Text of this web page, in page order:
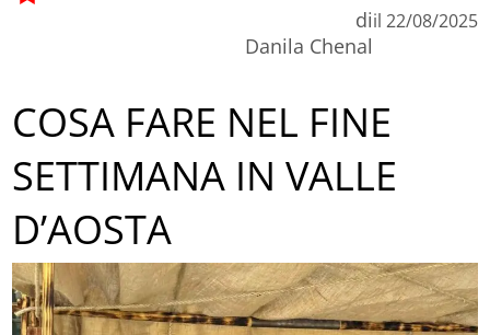
di
Danila Chenal
il 22/08/2025
COSA FARE NEL FINE
SETTIMANA IN VALLE
D’AOSTA